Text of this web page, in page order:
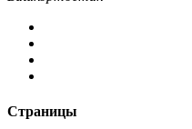
Страницы